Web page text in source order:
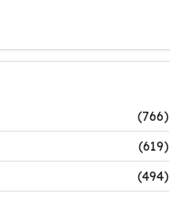
(766)
(619)
(494)